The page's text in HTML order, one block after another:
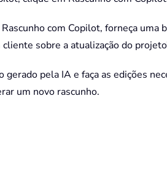
com Copilot, forneça
sobre a atualização do
gerado pela IA e faça as edições
um novo rascunho.